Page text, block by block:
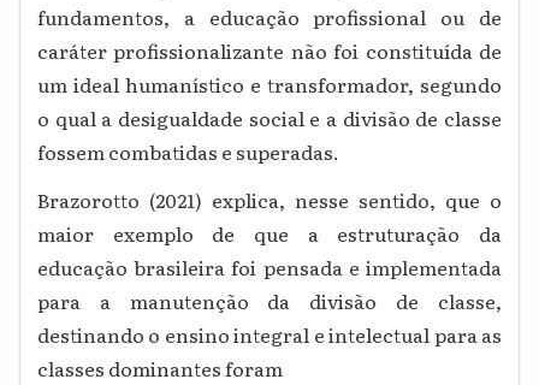
fundamentos, a educação profissional ou de
caráter profissionalizante não foi constituída de
um ideal humanístico e transformador, segundo
o qual a desigualdade social e a divisão de classe
fossem combatidas e superadas.
Brazorotto (2021) explica, nesse sentido, que o
maior exemplo de que a estruturação da
educação brasileira foi pensada e implementada
para a manutenção da divisão de classe,
destinando o ensino integral e intelectual para as
classes dominantes foram